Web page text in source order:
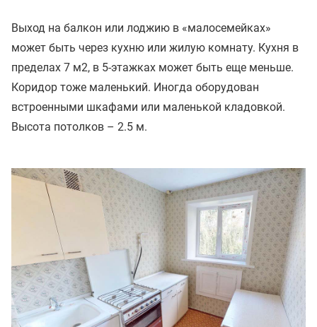
Выход на балкон или лоджию в «малосемейках»
может быть через кухню или жилую комнату. Кухня в
пределах 7 м2, в 5-этажках может быть еще меньше.
Коридор тоже маленький. Иногда оборудован
встроенными шкафами или маленькой кладовкой.
Высота потолков – 2.5 м.